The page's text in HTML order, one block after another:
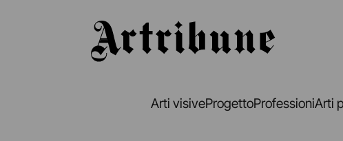
Arti visiveProgettoProfessioniArti